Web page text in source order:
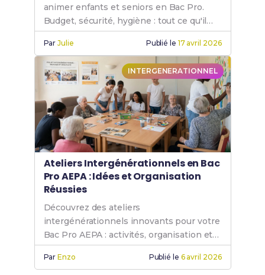
animer enfants et seniors en Bac Pro.
Budget, sécurité, hygiène : tout ce qu'il
faut savoir.
ParJulie Publié le 17 avril 2026
INTERGENERATIONNEL
Ateliers Intergénérationnels en Bac
Pro AEPA : Idées et Organisation
Réussies
Découvrez des ateliers
intergénérationnels innovants pour votre
Bac Pro AEPA : activités, organisation et
évaluation en structure médico-sociale.
ParEnzo Publié le 6 avril 2026